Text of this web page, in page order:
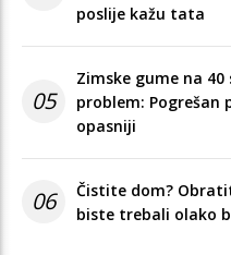
poslije kažu tata
05
Zimske gume na
problem:
opasniji
06
Čistite dom?
biste trebali olako